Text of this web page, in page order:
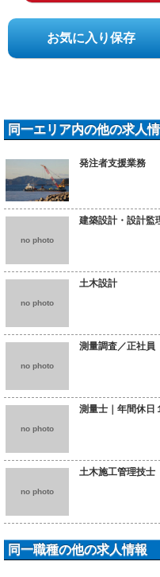
お気に入り保存
同一エリア内の他の求人
発注者支援業務
no photo
建築設計・設計監
no photo
土木設計
no photo
測量調査／正社員
no photo
測量士｜年間休日
no photo
土木施工管理技
同一職種の他の求人情報